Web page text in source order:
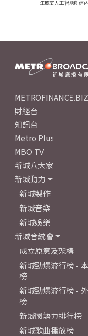
生成式人工智能創建
METROFINANCE.BIZ
財經台
知訊台
Metro Plus
MBO TV
新城八大家
新城動力
新城製作
新城音樂
新城娛樂
新城音統會
成立原意及架構
新城勁爆流行榜 -
榜
新城勁爆流行榜 -
榜
新城國語力排行榜
新城歌曲播放榜